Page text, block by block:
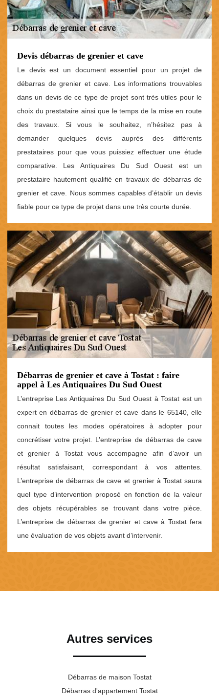
Devis débarras de grenier et cave
Le devis est un document essentiel pour un projet de
débarras de grenier et cave. Les informations trouvables
dans un devis de ce type de projet sont très utiles pour le
choix du prestataire ainsi que le temps de la mise en route
des travaux. Si vous le souhaitez, n’hésitez pas à
demander quelques devis auprès des différents
prestataires pour que vous puissiez effectuer une étude
comparative. Les Antiquaires Du Sud Ouest est un
prestataire hautement qualifié en travaux de débarras de
grenier et cave. Nous sommes capables d’établir un devis
fiable pour ce type de projet dans une très courte durée.
Débarras de grenier et cave à Tostat : faire
appel à Les Antiquaires Du Sud Ouest
L’entreprise Les Antiquaires Du Sud Ouest à Tostat est un
expert en débarras de grenier et cave dans le 65140, elle
connait toutes les modes opératoires à adopter pour
concrétiser votre projet. L’entreprise de débarras de cave
et grenier à Tostat vous accompagne afin d’avoir un
résultat satisfaisant, correspondant à vos attentes.
L’entreprise de débarras de cave et grenier à Tostat saura
quel type d’intervention proposé en fonction de la valeur
des objets récupérables se trouvant dans votre pièce.
L’entreprise de débarras de grenier et cave à Tostat fera
une évaluation de vos objets avant d’intervenir.
Autres services
Débarras de maison Tostat
Débarras d'appartement Tostat